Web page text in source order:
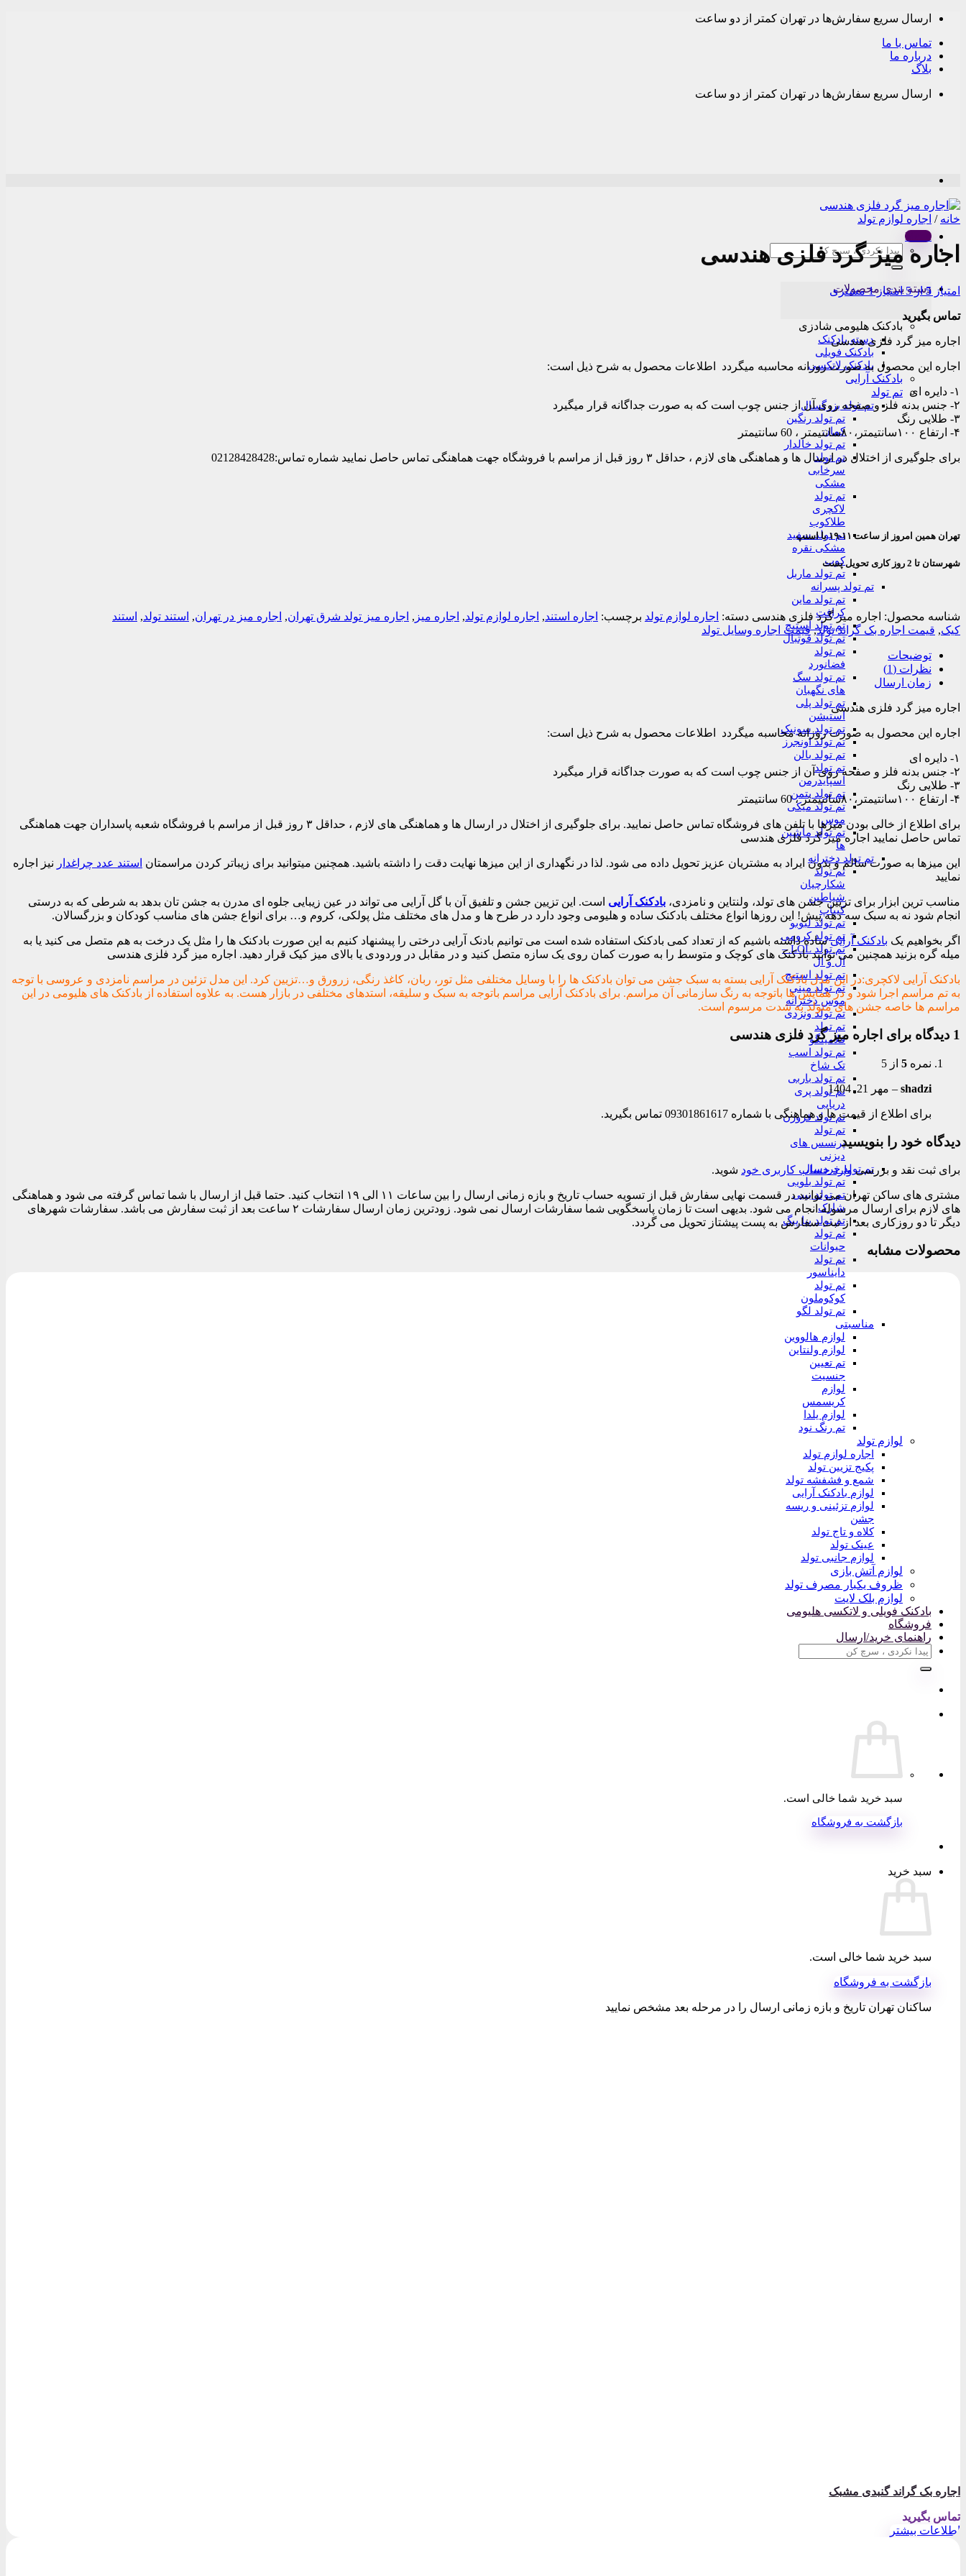
Skip
content
ارسال سریع سفارش‌ها در تهران کمتر از دو ساعت
تماس با ما
درباره ما
بلاگ
ارسال سریع سفارش‌ها در تهران کمتر از دو ساعت
Menu
جستجو
برای:
دسته بندی محصولات
بادکنک هلیومی شادزی
دسته بادکنک
بادکنک فویلی
بادکنک لاتکسی
بادکنک آرایی
تم تولد
تم تولد بزرگسال
تم تولد رنگین
کمان
تم تولد خالدار
تم تولد
سرخابی
مشکی
تم تولد
لاکچری
طلاکوب
تم تولد سفید
مشکی نقره
کوب
تم تولد ماربل
تم تولد پسرانه
تم تولد ماین
کرافت
تم تولد استیچ
تم تولد فوتبال
تم تولد
فضانورد
تم تولد سگ
های نگهبان
تم تولد پلی
استیشن
تم تولد سونیک
تم تولد اونجرز
تم تولد بالن
تم تولد
اسپایدرمن
تم تولد بتمن
تم تولد میکی
موس
تم تولد ماشین
ها
تم تولد دخترانه
تم تولد
شکارچیان
شیاطین
کیپاپ
تم تولد لبوبو
تم تولد کرومی
تم تولد LOL –
ال و ال
تم تولد استیچ
تم تولد مینی
موس دخترانه
تم تولد ونزدی
تم تولد
فلامینگو
تم تولد اسب
تک شاخ
تم تولد باربی
تم تولد پری
دریایی
تم تولد فروزن
تم تولد
پرنسس های
دیزنی
تم تولد خردسال
تم تولد بلویی
تم تولد بیبی
شارک
تم تولد پپا پیگ
تم تولد
حیوانات
تم تولد
دایناسور
تم تولد
کوکوملون
تم تولد لگو
مناسبتی
لوازم هالووین
لوازم ولنتاین
تم تعیین
جنسیت
لوازم
کریسمس
لوازم یلدا
تم رنگ نود
لوازم تولد
اجاره لوازم تولد
پکیج تزیین تولد
شمع و فشفشه تولد
لوازم بادکنک آرایی
لوازم تزئینی و ریسه
جشن
کلاه و تاج تولد
عینک تولد
لوازم جانبی تولد
لوازم آتش بازی
ظروف یکبار مصرف تولد
لوازم بلک لایت
بادکنک فویلی و لاتکسی هلیومی
فروشگاه
راهنمای خرید/ارسال
جستجو
سبد خرید شما خالی است.
بازگشت به فروشگاه
سبد خرید
سبد خرید شما خالی است.
بازگشت به فروشگاه
ساکنان تهران تاریخ و بازه زمانی ارسال را در مرحله بعد مشخص نمایید
خانه / اجاره لوازم تولد
اجاره میز گرد فلزی هندسی
امتیاز 5از 5 امتیاز 1مشتری
تماس بگیرید
اجاره میز گرد فلزی هندسی
اجاره این محصول به صورت روزانه محاسبه میگردد اطلاعات محصول به شرح ذیل است:
۱- دایره ای
۲- جنس بدنه فلز و صفحه روی آن از جنس چوب است که به صورت جداگانه قرار میگیرد
۳- طلایی رنگ
۴- ارتفاع ۱۰۰سانتیمتر،۸۰سانتیمتر ، 60 سانتیمتر
برای جلوگیری از اختلال در ارسال ها و هماهنگی های لازم ، حداقل ۳ روز قبل از مراسم با فروشگاه جهت هماهنگی تماس حاصل نمایید شماره تماس:02128428428
تهران همین امروز از ساعت ۱۱-۱۹ با اسنپ
شهرستان تا 2 روز کاری تحویل پست
شناسه محصول: اجاره میز گرد فلزی هندسی دسته: اجاره لوازم تولد برچسب: اجاره استند, اجاره لوازم تولد, اجاره میز , اجاره میز تولد شرق تهران, اجاره میز در تهران, استند تولد, استند
کیک, قیمت اجاره بک گراند تولد,قیمت اجاره وسایل تولد
توضیحات
نظرات (1)
زمان ارسال
اجاره میز گرد فلزی هندسی
اجاره این محصول به صورت روزانه محاسبه میگردد اطلاعات محصول به شرح ذیل است:
۱- دایره ای
۲- جنس بدنه فلز و صفحه روی آن از جنس چوب است که به صورت جداگانه قرار میگیرد
۳- طلایی رنگ
۴- ارتفاع ۱۰۰سانتیمتر،۸۰سانتیمتر ، 60 سانتیمتر
برای اطلاع از خالی بودن میزها با تلفن های فروشگاه تماس حاصل نمایید. برای جلوگیری از اختلال در ارسال ها و هماهنگی های لازم ، حداقل ۳ روز قبل از مراسم با فروشگاه شعبه پاسداران جهت هماهنگی
تماس حاصل نمایید اجاره میز گرد فلزی هندسی
این میزها به صورت سالم و بدون ایراد به مشتریان عزیز تحویل داده می شود. لذا در نگهداری از این میزها نهایت دقت را داشته باشید. همچنین میتوانید برای زیباتر کردن مراسمتان استند عدد چراغدار نیز اجاره
نمایید
مناسب ترین ابزار برای تزیین جشن های تولد، ولنتاین و نامزدی، بادکنک آرایی است. این تزیین جشن و تلفیق آن با گل آرایی می تواند در عین زیبایی جلوه ای مدرن به جشن تان بدهد به شرطی که به درستی
انجام شود نه به سبک سه دهه پیش! این روزها انواع مختلف بادکنک ساده و هلیومی وجود دارد در طرح ها و مدل های مختلف مثل پولکی، کروم و… برای انواع جشن های مناسب کودکان و بزرگسالان.
اگر بخواهیم یک بادکنک آراییساده داشته باشیم که از تعداد کمی بادکنک استفاده شده است می توانیم بادنک آرایی درختی را پیشنهاد کنیم به این صورت بادکنک ها را مثل یک درخت به هم متصل می کنید یا به
میله گره بزنید همچنین می توانید بادکنک های کوچک و متوسط را به صورت کمان روی یک سازه متصل کنید و در مقابل در وردودی یا بالای میز کیک قرار دهید. اجاره میز گرد فلزی هندسی
بادکنک آرایی لاکچری:در این مدل بادکنک آرایی بسته به سبک جشن می توان بادکنک ها را با وسایل مختلفی مثل تور، ربان، کاغذ رنگی، زرورق و…تزیین کرد. این مدل تزئین در مراسم نامزدی و عروسی با توجه
به تم مراسم اجرا شود و در همایش ها باتوجه به رنگ سازمانی آن مراسم. برای بادکنک آرایی مراسم باتوجه به سبک و سلیقه، استدهای مختلفی در بازار هست. به علاوه استفاده از بادکنک های هلیومی در این
مراسم ها خاصه جشن های متولد به شدت مرسوم است.
1 دیدگاه برای اجاره میز گرد فلزی هندسی
نمره 5 از 5
shadzi
– مهر 21, 1404
برای اطلاع از قیمت ها و هماهنگی با شماره 09301861617 تماس بگیرید.
دیدگاه خود را بنویسید
برای ثبت نقد و بررسیوارد حساب کاربری خود شوید.
مشتری های ساکن تهران می توانید در قسمت نهایی سفارش قبل از تسویه حساب تاریخ و بازه زمانی ارسال را بین ساعات ۱۱ الی ۱۹ انتخاب کنید. حتما قبل از ارسال با شما تماس گرفته می شود و هماهنگی
های لازم برای ارسال مرسوله انجام می شود. بدیهی است تا زمان پاسخگویی شما سفارشات ارسال نمی شود. زودترین زمان ارسال سفارشات ۲ ساعت بعد از ثبت سفارش می باشد. سفارشات شهرهای
دیگر تا دو روزکاری بعد از ثبت سفارش به پست پیشتاز تحویل می گردد.
محصولات مشابه
اجاره بک گراند گنبدی مشبک
تماس بگیرید
اطلاعات بیشتر